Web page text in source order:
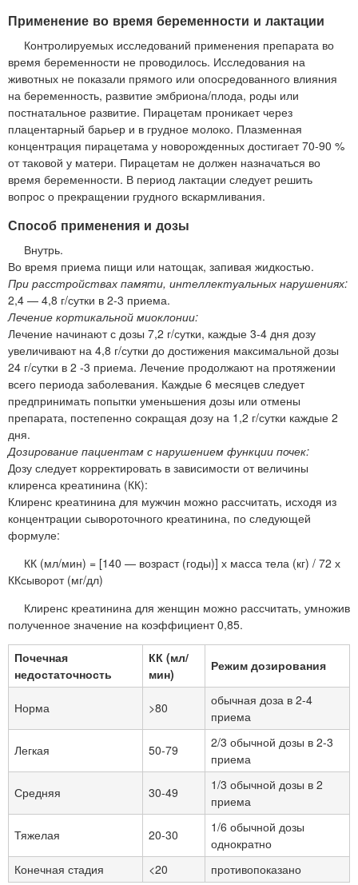
Применение во время беременности и лактации
Контролируемых исследований применения препарата во
время беременности не проводилось. Исследования на
животных не показали прямого или опосредованного влияния
на беременность, развитие эмбриона/плода, роды или
постнатальное развитие. Пирацетам проникает через
плацентарный барьер и в грудное молоко. Плазменная
концентрация пирацетама у новорожденных достигает 70-90 %
от таковой у матери. Пирацетам не должен назначаться во
время беременности. В период лактации следует решить
вопрос о прекращении грудного вскармливания.
Способ применения и дозы
Внутрь.
Во время приема пищи или натощак, запивая жидкостью.
При расстройствах памяти, интеллектуальных нарушениях:
2,4 — 4,8 г/сутки в 2-3 приема.
Лечение кортикальной миоклонии:
Лечение начинают с дозы 7,2 г/сутки, каждые 3-4 дня дозу
увеличивают на 4,8 г/сутки до достижения максимальной дозы
24 г/сутки в 2 -3 приема. Лечение продолжают на протяжении
всего периода заболевания. Каждые 6 месяцев следует
предпринимать попытки уменьшения дозы или отмены
препарата, постепенно сокращая дозу на 1,2 г/сутки каждые 2
дня.
Дозирование пациентам с нарушением функции почек:
Дозу следует корректировать в зависимости от величины
клиренса креатинина (КК):
Клиренс креатинина для мужчин можно рассчитать, исходя из
концентрации сывороточного креатинина, по следующей
формуле:
КК (мл/мин) = [140 — возраст (годы)] х масса тела (кг) / 72 х
ККсыворот (мг/дл)
Клиренс креатинина для женщин можно рассчитать, умножив
полученное значение на коэффициент 0,85.
Почечная
недостаточность
КК (мл/
мин)
Режим дозирования
Норма >80
обычная доза в 2-4
приема
Легкая 50-79
2/3 обычной дозы в 2-3
приема
Средняя 30-49
1/3 обычной дозы в 2
приема
Тяжелая 20-30
1/6 обычной дозы
однократно
Конечная стадия
<20
противопоказано